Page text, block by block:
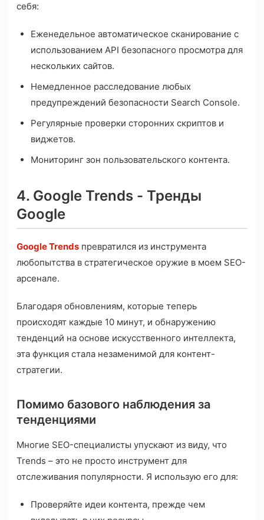
себя:
Еженедельное автоматическое сканирование с
использованием API безопасного просмотра для
нескольких сайтов.
Немедленное расследование любых
предупреждений безопасности Search Console.
Регулярные проверки сторонних скриптов и
виджетов.
Мониторинг зон пользовательского контента.
4. Google Trends - Тренды
Google
Google Trends превратился из инструмента
любопытства в стратегическое оружие в моем SEO-
арсенале.
Благодаря обновлениям, которые теперь
происходят каждые 10 минут, и обнаружению
тенденций на основе искусственного интеллекта,
эта функция стала незаменимой для контент-
стратегии.
Помимо базового наблюдения за
тенденциями
Многие SEO-специалисты упускают из виду, что
Trends – это не просто инструмент для
отслеживания популярности. Я использую его для:
Проверяйте идеи контента, прежде чем